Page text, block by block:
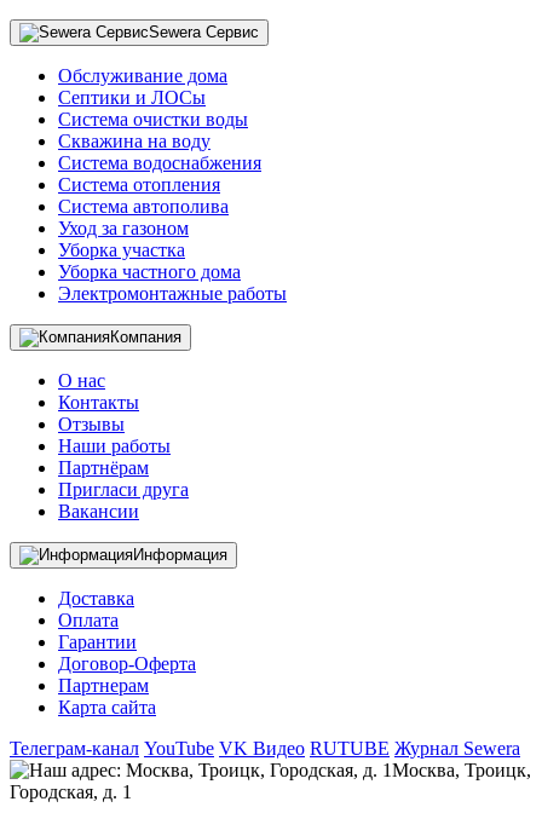
Sewera Сервис
Обслуживание дома
Септики и ЛОСы
Система очистки воды
Скважина на воду
Система водоснабжения
Система отопления
Система автополива
Уход за газоном
Уборка участка
Уборка частного дома
Электромонтажные работы
Компания
О нас
Контакты
Отзывы
Наши работы
Партнёрам
Пригласи друга
Вакансии
Информация
Доставка
Оплата
Гарантии
Договор-Оферта
Партнерам
Карта сайта
Телеграм-канал YouTube VK Видео RUTUBE Журнал Sewera
Москва, Троицк,
Городская, д. 1